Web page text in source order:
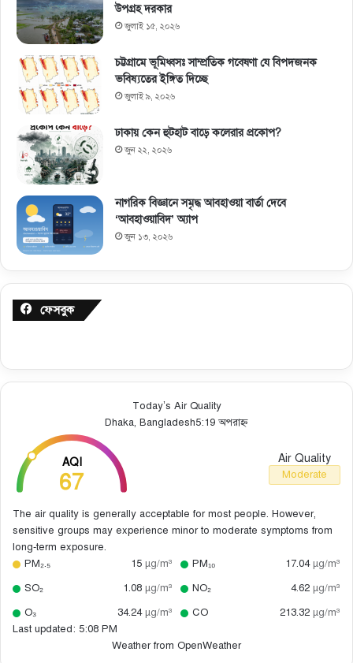
উপগ্রহ দরকার
জুলাই ১৫, ২০২৬
চট্টগ্রামে ভূমিধ্বসঃ সাম্প্রতিক গবেষণা যে বিপদজনক
ভবিষ্যতের ইঙ্গিত দিচ্ছে
জুলাই ৯, ২০২৬
ঢাকায় কেন হুটহাট বাড়ে কলেরার প্রকোপ?
জুন ২২, ২০২৬
নাগরিক বিজ্ঞানে সমৃদ্ধ আবহাওয়া বার্তা দেবে
‘আবহাওয়াবিদ’ অ্যাপ
জুন ১৩, ২০২৬
ফেসবুক
Today’s Air Quality
Dhaka, Bangladesh5:19 অপরাহ্ন
AQI
67
Air Quality
Moderate
The air quality is generally acceptable for most people. However,
sensitive groups may experience minor to moderate symptoms from
long-term exposure.
PM₂.₅
15 µg/m³ PM₁₀ 17.04 µg/m³
SO₂
1.08 µg/m³ NO₂ 4.62 µg/m³
O₃
34.24 µg/m³ CO 213.32 µg/m³
Last updated: 5:08 PM
Weather from OpenWeather